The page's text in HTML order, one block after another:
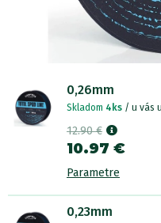
0,26mm
Skladom 4ks / u vás
12.90 €
10.97 €
Parametre
0,23mm